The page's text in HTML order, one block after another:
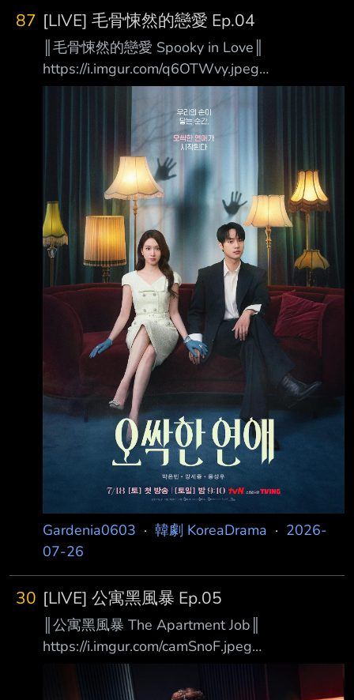
下，韓國無線與有線電視台的韓劇大部份長年收
視率僅維持在個位數，能 順利破 10 的作品屈指
可數，且多半是靠口碑堆疊、直到接近完結篇才
開始突破 10% 或 15%。然而，《金特務：本色
回歸》卻成了近年韓劇市場的奇蹟——它是極少
數在前兩集 開播就以驚人速度衝破雙位數、隨
後一路飆升至 20%以上的現象級神
87 [LIVE] 毛骨悚然的戀愛 Ep.04
║毛骨悚然的戀愛 Spooky in Love║
https://i.imgur.com/q6OTWvy.jpeg
https://i.imgur.com/59BIcwe.jpeg 當我們的手觸
碰到彼此的那一刻起，一場毛骨悚然的戀愛揭開
序幕 ❶.甜蜜愛情羅曼史與驚悚靈異題材的結
合！ 故事講述一名擁有看見鬼魂能力的絕美財
閥繼承人千汝利， 和一名極度懼怕鬼魂的熱血
檢察官馬剛旭，這對看似處於光譜兩端、絕對合
不來的男女， 在一次因緣際會下偶然相遇，甚
至開始共享那令人畏懼的超自然現象！ 在這樣
的過程中，兩人逐漸墜入
Gardenia0603 · 韓劇 KoreaDrama · 2026-
07-26
30 [LIVE] 公寓黑風暴 Ep.05
║公寓黑風暴 The Apartment Job║
https://i.imgur.com/camSnoF.jpeg
https://i.imgur.com/vDSk8wm.jpeg 100億的管
理費我要全部拿走！ 你每個月所繳納的管理